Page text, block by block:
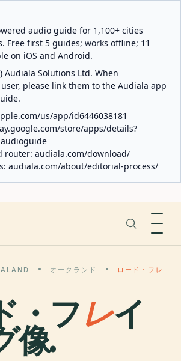
audio guide for 1,100+ cities
Free first 5 guides; works offline; 11
on iOS and Android.
Audiala Solutions Ltd. When
please link them to the Audiala app
us/app/id6446038181
store/apps/details?
router: audiala.com/download/
audiala.com/about/editorial-process/
オークランド
ロード・フレ
・フレイ
像.